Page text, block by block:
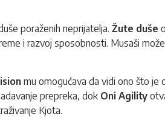
poraženih neprijatelja. Žute duše
i razvoj sposobnosti. Musaši
mu omogućava da vidi ono što je
prepreka, dok Oni Agility
Kjota.